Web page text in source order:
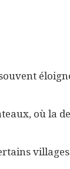
où la